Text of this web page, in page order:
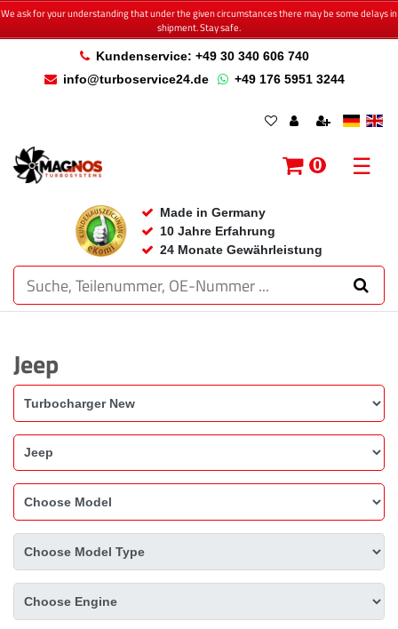
We ask for your understanding that under the given circumstances there may be some delays in
shipment. Stay safe.
Kundenservice: +49 30 340 606 740
info@turboservice24.de
+49 176 5951 3244
Made in Germany
10 Jahre Erfahrung
24 Monate Gewährleistung
0 ☰
Jeep